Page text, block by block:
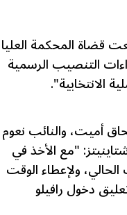
قضاة المحكمة العليا
التنصيب الرسمية
الانتخابية".
أميت، والنائب نعوم
"مع الأخذ في
ولإعطاء الوقت
دخول رافيلو